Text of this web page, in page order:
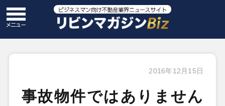
2016年12月15日
事故物件ではありません